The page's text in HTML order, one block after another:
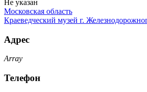
Не указан
Московская область
Краеведческий музей г.
Адрес
Array
Телефон